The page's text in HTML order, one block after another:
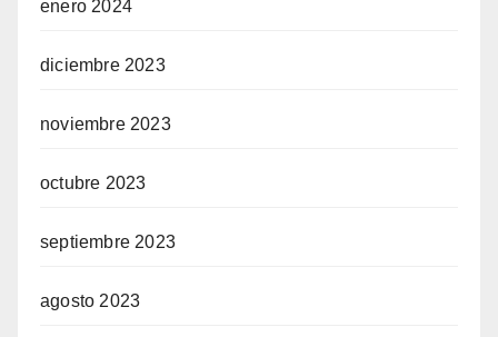
enero 2024
diciembre 2023
noviembre 2023
octubre 2023
septiembre 2023
agosto 2023